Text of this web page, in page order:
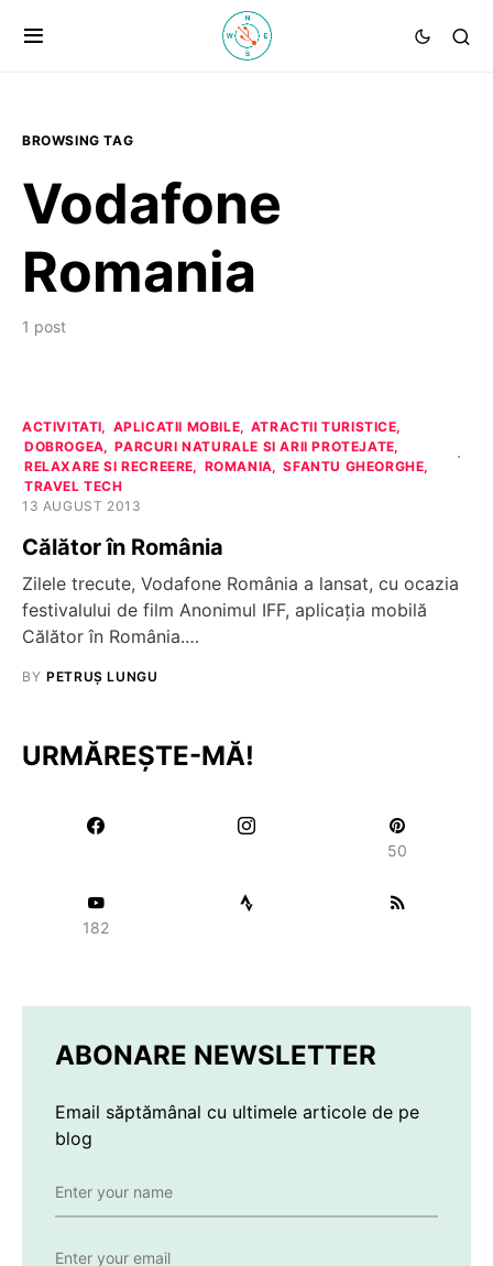
BROWSING TAG
Vodafone
Romania
1 post
ACTIVITATI APLICATII MOBILE
ATRACTII TURISTICE
DOBROGEA
PARCURI NATURALE SI ARII PROTEJATE
RELAXARE SI RECREERE
ROMANIA
SFANTU GHEORGHE
TRAVEL TECH
13 AUGUST 2013
Călător în România
Zilele trecute, Vodafone România a lansat, cu ocazia
festivalului de film Anonimul IFF, aplicaţia mobilă
Călător în România.…
BY PETRUȘ LUNGU
URMĂREȘTE-MĂ!
50
182
ABONARE NEWSLETTER
Email săptămânal cu ultimele articole de pe
blog